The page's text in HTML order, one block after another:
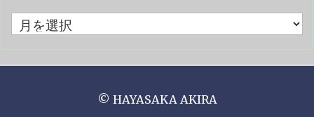
ア
ー
© HAYASAKA AKIRA